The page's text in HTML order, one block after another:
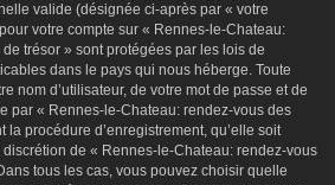
valide (désignée ci-après par « votre
votre compte sur « Rennes-le-Chateau:
trésor » sont protégées par les lois de
dans le pays qui nous héberge. Toute
nom d’utilisateur, de votre mot de passe et de
par « Rennes-le-Chateau: rendez-vous des
la procédure d’enregistrement, qu’elle soit
de « Rennes-le-Chateau: rendez-vous
tous les cas, vous pouvez choisir quelle